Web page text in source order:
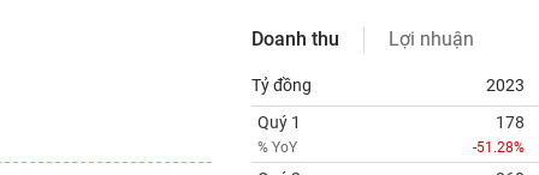
Doanh thu Lợi nhuận
Tỷ đồng 2023
Quý 1
% YoY
178
-51.28%